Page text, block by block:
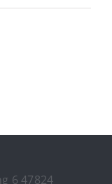
6 47824